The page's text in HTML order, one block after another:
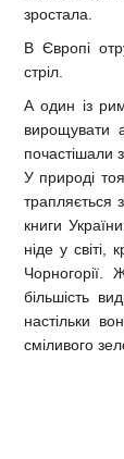
зростала.
В Європі
стріл.
А один із
вирощувати
почастішали
У природі
трапляється
книги
ніде у
Чорногорії.
більшість
настільки
сміливого